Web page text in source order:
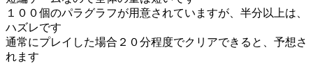
１００個のパラグラフが用意されていますが、半分以上は、
ハズレです
通常にプレイした場合２０分程度でクリアできると、予想さ
れます